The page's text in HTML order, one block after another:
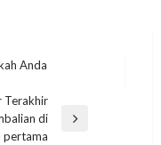
Anda
Terakhir
di
pertama